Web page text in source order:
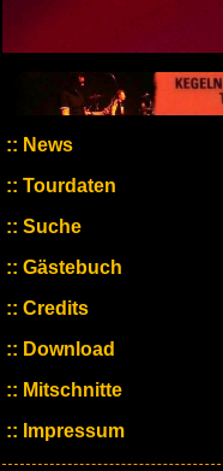
News
Tourdaten
Suche
Gästebuch
Credits
Download
Mitschnitte
Impressum